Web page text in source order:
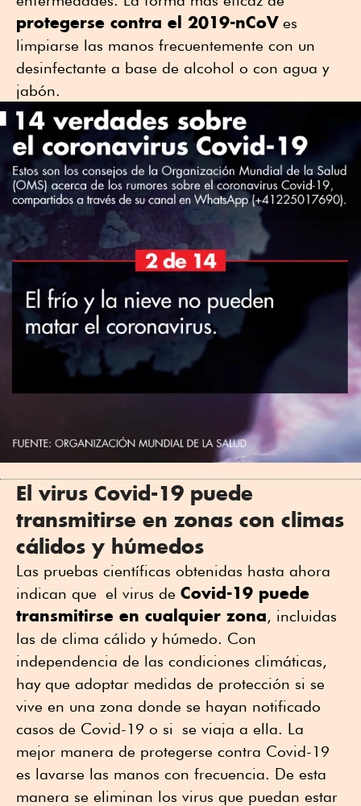
protegerse contra el 2019-nCoVes
limpiarse las manos frecuentemente con un
desinfectante a base de alcohol o con agua y
jabón.
El virus Covid-19 puede
transmitirse en zonas con climas
cálidos y húmedos
Las pruebas científicas obtenidas hasta ahora
indican que el virus de Covid-19 puede
transmitirse en cualquier zona, incluidas
las de clima cálido y húmedo. Con
independencia de las condiciones climáticas,
hay que adoptar medidas de protección si se
vive en una zona donde se hayan notificado
casos de Covid-19 o si se viaja a ella. La
mejor manera de protegerse contra Covid-19
es lavarse las manos con frecuencia. De esta
manera se eliminan los virus que puedan estar